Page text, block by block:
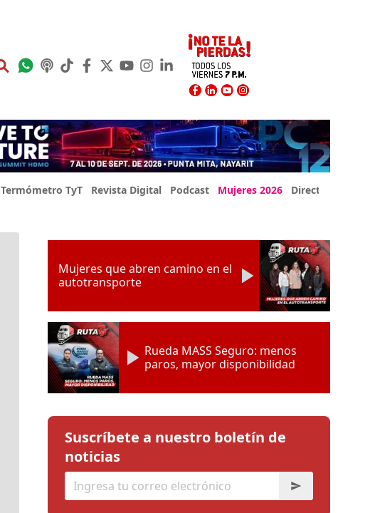
Termómetro TyT Revista Digital Podcast Mujeres 2026 Directorio Expo
Mujeres que abren camino en el
autotransporte
Rueda MASS Seguro: menos
paros, mayor disponibilidad
Suscríbete a nuestro boletín de
noticias